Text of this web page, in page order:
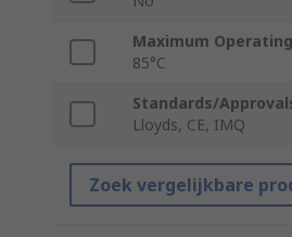
Maximum
85°C
Standards/
Lloyds, CE, IMQ
Zoek vergelijkbare